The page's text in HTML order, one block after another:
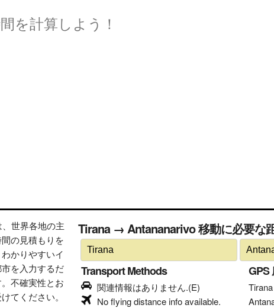
を計算しよう！
世界各地の主
の見積もりを
かりやすいイ
を入力するだ
不確実性とお
てください。
Tirana → Antananarivo 移動に必要な
Transport Methods
関連情報はありません.(E)
No flying distance info available.
GPS
Tirana